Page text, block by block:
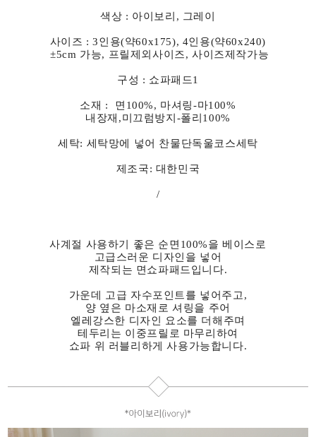
색상 : 아이보리, 그레이
사이즈 : 3인용(약60x175), 4인용(약60x240)
±5cm 가능, 프릴제외사이즈, 사이즈제작가능
구성 : 쇼파패드1
소재 : 면100%, 마셔링-마100%
내장재,미끄럼방지-폴리100%
세탁: 세탁망에 넣어 찬물단독울코스세탁
제조국: 대한민국
/
사계절 사용하기 좋은 순면100%을 베이스로
고급스러운 디자인을 넣어
제작되는 면쇼파패드입니다.
가운데 고급 자수포인트를 넣어주고,
양 옆은 마소재로 셔링을 주어
엘레강스한 디자인 요소를 더해주며
테두리는 이중프릴로 마무리하여
쇼파 위 러블리하게 사용가능합니다.